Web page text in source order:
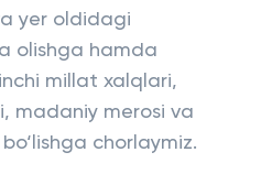
yer oldidagi
olishga hamda
millat xalqlari,
madaniy merosi va
chorlaymiz.